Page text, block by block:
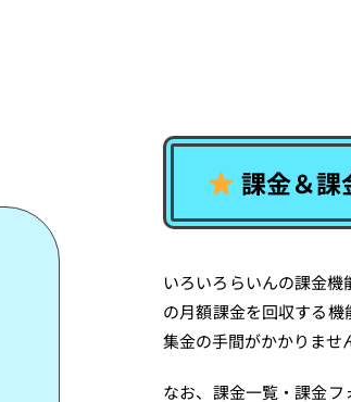
課金＆課
いろいろらいんの課金
の月額課金を回収する
集金の手間がかかりませ
なお、課金一覧・課金